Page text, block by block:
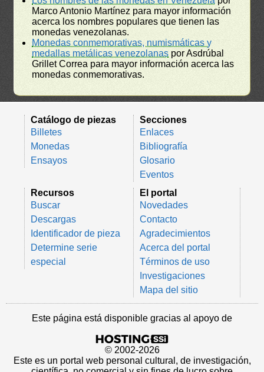
Marco Antonio Martínez para mayor información
acerca los nombres populares que tienen las
monedas venezolanas.
Monedas conmemorativas, numismáticas y
medallas metálicas venezolanas por Asdrúbal
Grillet Correa para mayor información acerca las
monedas conmemorativas.
Catálogo de piezas
Billetes
Monedas
Ensayos
Secciones
Enlaces
Bibliografía
Glosario
Eventos
Recursos
Buscar
Descargas
Identificador de pieza
Determine serie
especial
El portal
Novedades
Contacto
Agradecimientos
Acerca del portal
Términos de uso
Investigaciones
Mapa del sitio
Este página está disponible gracias al apoyo de
© 2002-2026
Este es un portal web personal cultural, de investigación,